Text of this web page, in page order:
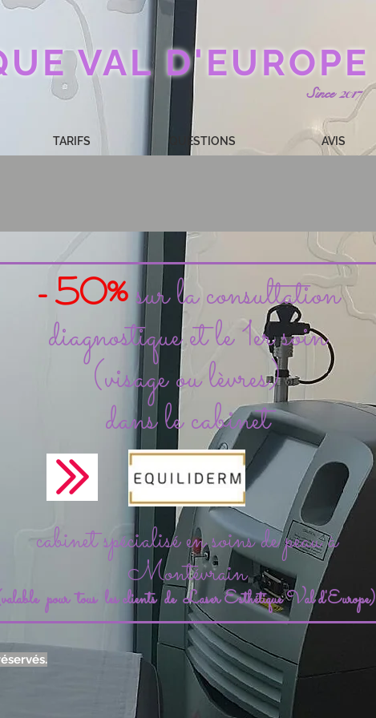
VAL D'EUROPE
Since2017
TARIFS QUESTIONS AVIS
- 50%sur la consultation
diagnostique et le 1er soin
(visage ou lèvres)
dans le cabinet
cabinet spécialisé en soins de peau à
Montévrain
pour tous les clients de Laser Esthétique Val d'Europe)